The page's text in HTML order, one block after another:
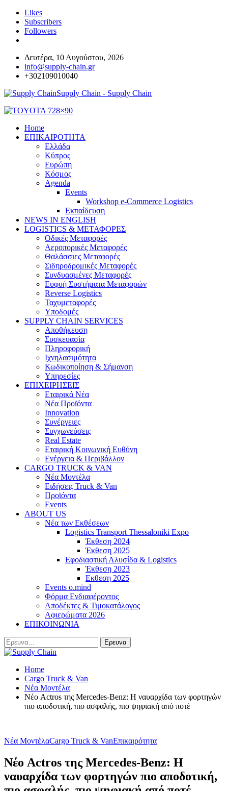
Likes
Subscribers
Followers
Δευτέρα, 10 Αυγούστου, 2026
info@supply-chain.gr
+302109010040
Supply Chain - Supply Chain
Home
ΕΠΙΚΑΙΡΟΤΗΤΑ
Ελλάδα
Κύπρος
Ευρώπη
Κόσμος
Agenda
Events
Workshop e-Commerce Logistics
Εκπαίδευση
NEWS IN ENGLISH
LOGISTICS & ΜΕΤΑΦΟΡΕΣ
Οδικές Μεταφορές
Αεροπορικές Μεταφορές
Θαλάσσιες Μεταφορές
Σιδηροδρομικές Μεταφορές
Συνδυασμένες Μεταφορές
Ευφυή Συστήματα Μεταφορών
Reverse Logistics
Ταχυμεταφορές
Υποδομές
SUPPLY CHAIN SERVICES
Αποθήκευση
Συσκευασία
Πληροφορική
Ιχνηλασιμότητα
Κωδικοποίηση & Σήμανση
Υπηρεσίες
ΕΠΙΧΕΙΡΗΣΕΙΣ
Εταιρικά Νέα
Νέα Προϊόντα
Innovation
Συνέργειες
Συγχωνεύσεις
Real Estate
Εταιρική Κοινωνική Ευθύνη
Ενέργεια & Περιβάλλον
CARGO TRUCK & VAN
Νέα Μοντέλα
Ειδήσεις Truck & Van
Προϊόντα
Events
ABOUT US
Νέα των Εκθέσεων
Logistics Transport Thessaloniki Expo
Έκθεση 2024
Έκθεση 2025
Εφοδιαστική Αλυσίδα & Logistics
Έκθεση 2023
Εκθεση 2025
Events o.mind
Φόρμα Ενδιαφέροντος
Αποδέκτες & Τιμοκατάλογος
Αφιερώματα 2026
ΕΠΙΚΟΙΝΩΝΙΑ
Home
Cargo Truck & Van
Νέα Μοντέλα
Νέο Actros της Mercedes-Benz: Η ναυαρχίδα των φορτηγών
πιο αποδοτική, πιο ασφαλής, πιο ψηφιακή από ποτέ
Νέα ΜοντέλαCargo Truck & VanΕπικαιρότητα
Νέο Actros της Mercedes-Benz: Η
ναυαρχίδα των φορτηγών πιο αποδοτική,